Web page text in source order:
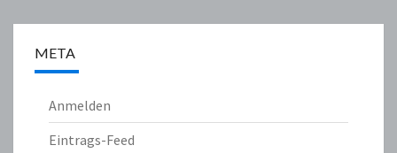
META
Anmelden
Eintrags-Feed